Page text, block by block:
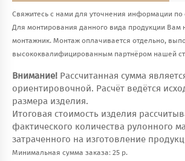
Свяжитесь с нами для уточнения информации по
Для монтирования данного вида продукции Вам
монтажник. Монтаж оплачивается отдельно,
высококвалифицированным партнёром нашей
Внимание! Рассчитанная сумма
ориентировочной. Расчёт ведётся
размера изделия.
Итоговая стоимость изделия
фактического количества рулонного
затраченного на изготовление
Минимальная сумма заказа: 25 р.